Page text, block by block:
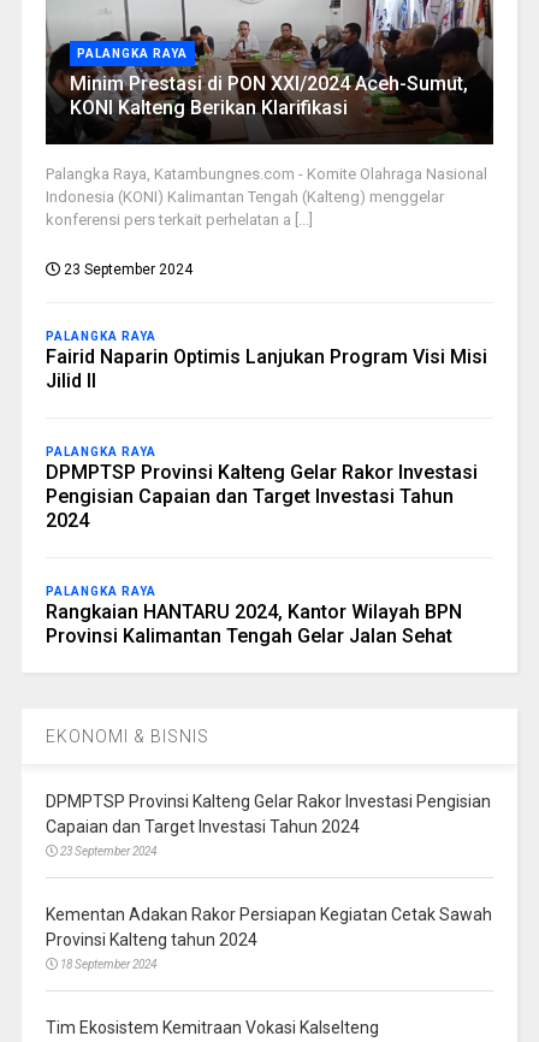
PALANGKA RAYA
Minim Prestasi di PON XXI/2024 Aceh-Sumut,
KONI Kalteng Berikan Klarifikasi
Palangka Raya, Katambungnes.com - Komite Olahraga Nasional
Indonesia (KONI) Kalimantan Tengah (Kalteng) menggelar
konferensi pers terkait perhelatan a [...]
23 September 2024
PALANGKA RAYA
Fairid Naparin Optimis Lanjukan Program Visi Misi
Jilid II
PALANGKA RAYA
DPMPTSP Provinsi Kalteng Gelar Rakor Investasi
Pengisian Capaian dan Target Investasi Tahun
2024
PALANGKA RAYA
Rangkaian HANTARU 2024, Kantor Wilayah BPN
Provinsi Kalimantan Tengah Gelar Jalan Sehat
EKONOMI & BISNIS
DPMPTSP Provinsi Kalteng Gelar Rakor Investasi Pengisian
Capaian dan Target Investasi Tahun 2024
23 September 2024
Kementan Adakan Rakor Persiapan Kegiatan Cetak Sawah
Provinsi Kalteng tahun 2024
18 September 2024
Tim Ekosistem Kemitraan Vokasi Kalselteng